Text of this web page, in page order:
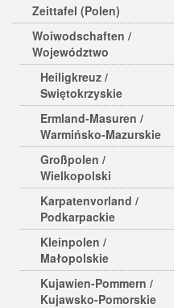
Zeittafel (Polen)
Woiwodschaften /
Województwo
Heiligkreuz /
Swiętokrzyskie
Ermland-Masuren /
Warmińsko-Mazurskie
Großpolen /
Wielkopolski
Karpatenvorland /
Podkarpackie
Kleinpolen /
Małopolskie
Kujawien-Pommern /
Kujawsko-Pomorskie